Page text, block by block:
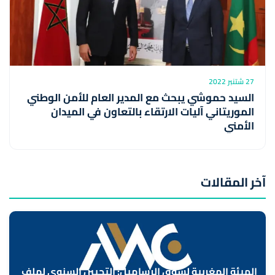
27 شتنبر 2022
السيد حموشي يبحث مع المدير العام للأمن الوطني
الموريتاني آليات الارتقاء بالتعاون في الميدان
الأمني
آخر المقالات
الهيئة المغربية لسوق الرساميل: التحيين السنوي لملف